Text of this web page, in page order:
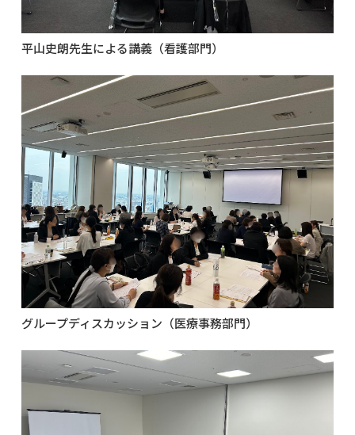
平山史朗先生による講義（看護部門）
グループディスカッション（医療事務部門）